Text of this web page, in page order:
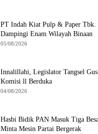
PT Indah Kiat Pulp & Paper Tbk.
Dampingi Enam Wilayah Binaan
05/08/2026
Innalillahi, Legislator Tangsel
Komisi ll Berduka
04/08/2026
Hasbi Bidik PAN Masuk Tiga
Minta Mesin Partai Bergerak